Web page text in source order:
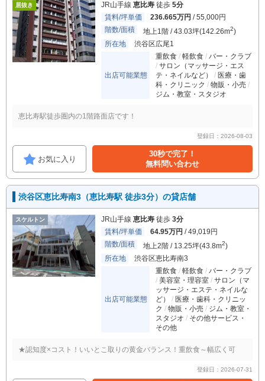
居抜き JR山手線 恵比寿 徒歩 5分
賃料/坪単価
236.665万円 / 55,000円
階数/面積
地上1階 / 43.03坪(142.26m2)
所在地
渋谷区広尾1
出店可能業態
重飲食 軽飲食
バー・クラブ
サロン（マッサージ・エス
テ・ネイルなど）
医療・歯
科・クリニック
物販・小売
ジム・教室・スタジオ
恵比寿駅徒歩圏内の1階路面店です！
登録日：2026-08-03
お気に入り
30秒で完了！
無料問い合わせ
渋谷区恵比寿南3（恵比寿駅 徒歩3分）の貸店舗
スケルトン JR山手線 恵比寿 徒歩 3分
賃料/坪単価
64.95万円 / 49,019円
階数/面積
地上2階 / 13.25坪(43.8m2)
所在地
渋谷区恵比寿南3
出店可能業態
重飲食 軽飲食
バー・クラブ
美容室・理容室
サロン（マ
ッサージ・エステ・ネイルな
ど）
医療・歯科・クリニッ
ク
物販・小売
ジム・教室・
スタジオ
その他サービス・
その他
★認知度×コスト！いいとこ取りの黄金バランス！重飲食～幅広く可
登録日：2026-07-31